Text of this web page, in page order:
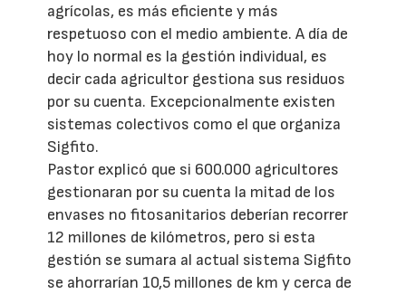
agrícolas, es más eficiente y más
respetuoso con el medio ambiente. A día de
hoy lo normal es la gestión individual, es
decir cada agricultor gestiona sus residuos
por su cuenta. Excepcionalmente existen
sistemas colectivos como el que organiza
Sigfito.
Pastor explicó que si 600.000 agricultores
gestionaran por su cuenta la mitad de los
envases no fitosanitarios deberían recorrer
12 millones de kilómetros, pero si esta
gestión se sumara al actual sistema Sigfito
se ahorrarían 10,5 millones de km y cerca de